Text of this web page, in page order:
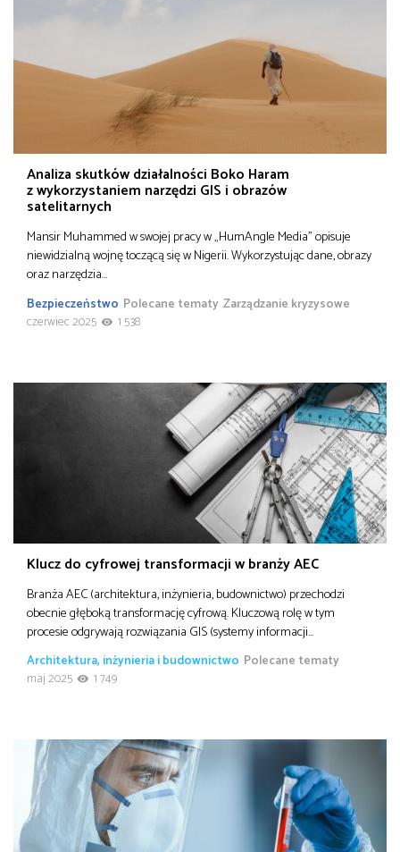
Analiza skutków działalności Boko Haram
z wykorzystaniem narzędzi GIS i obrazów
satelitarnych
Mansir Muhammed w swojej pracy w „HumAngle Media” opisuje
niewidzialną wojnę toczącą się w Nigerii. Wykorzystując dane, obrazy
oraz narzędzia…
Bezpieczeństwo Polecane tematy Zarządzanie kryzysowe
czerwiec 2025
1 538
Klucz do cyfrowej transformacji w branży AEC
Branża AEC (architektura, inżynieria, budownictwo) przechodzi
obecnie głęboką transformację cyfrową. Kluczową rolę w tym
procesie odgrywają rozwiązania GIS (systemy informacji…
Architektura, inżynieria i budownictwo Polecane tematy
maj 2025
1 749